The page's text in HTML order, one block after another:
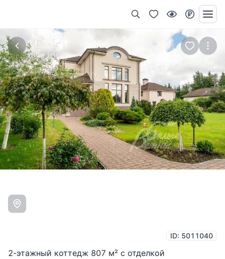
ID: 5011040
2-этажный коттедж 807 м² с отделкой